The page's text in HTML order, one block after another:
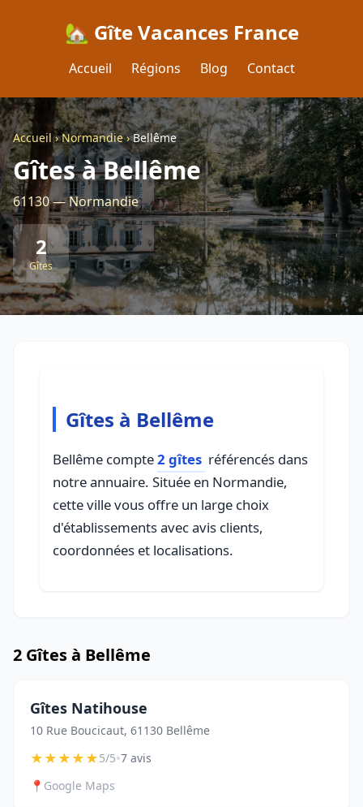
🏡 Gîte Vacances France
Accueil Régions Blog Contact
Accueil›Normandie›Bellême
Gîtes à Bellême
61130 — Normandie
2
Gîtes
Gîtes à Bellême
Bellême compte2 gîtes référencés dans
notre annuaire. Située en Normandie,
cette ville vous offre un large choix
d'établissements avec avis clients,
coordonnées et localisations.
2 Gîtes à Bellême
Gîtes Natihouse
10 Rue Boucicaut, 61130 Bellême
★★★★★5/5•7 avis
📍 Google Maps